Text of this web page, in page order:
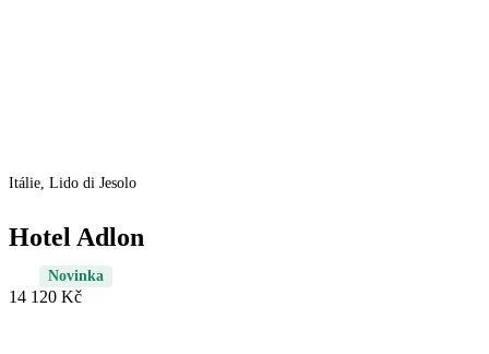
Itálie, Lido di Jesolo
Hotel Adlon
Novinka
14 120 Kč